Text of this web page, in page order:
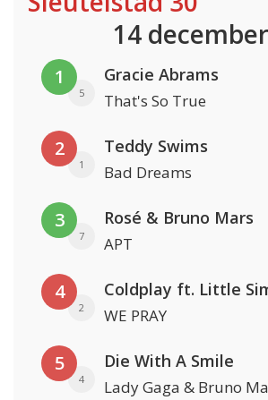
14
1
5
Gracie Abrams
That's So True
2
1
Teddy Swims
Bad Dreams
3
7
Rosé & Bruno Mars
APT
4
2 WE PRAY
5
4
Die With A Smile
Lady Gaga & Bruno